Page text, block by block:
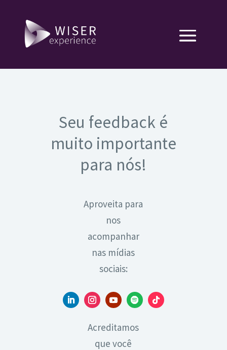
Seu feedback é
muito importante
para nós!
Aproveita para
nos
acompanhar
nas mídias
sociais:
Acreditamos
que você